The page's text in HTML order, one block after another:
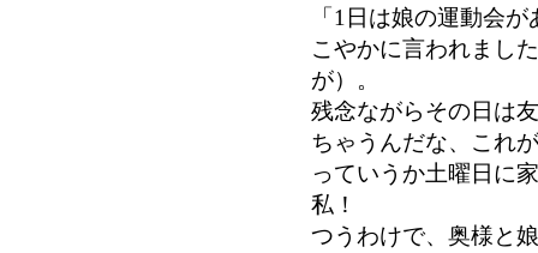
「1日は娘の運動会
こやかに言われまし
が）。
残念ながらその日は
ちゃうんだな、これ
っていうか土曜日に
私！
つうわけで、奥様と